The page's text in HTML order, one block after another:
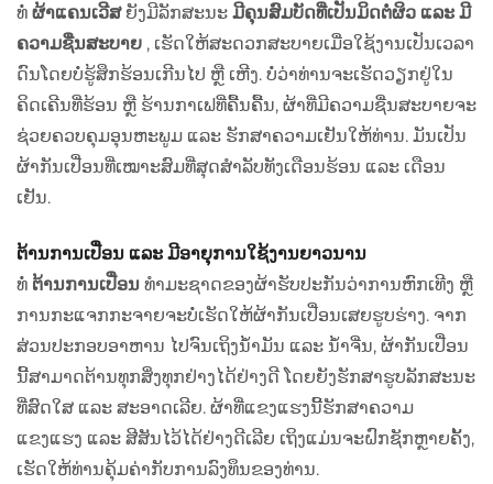
ທໍ່ ຜ້າແຄນເວີສ ຍັງມີລັກສະນະ ມີຄຸນສົມບັດທີ່ເປັນມິດຕໍ່ຜິວ ແລະ ມີ
ຄວາມຊື່ນສະບາຍ , ເຮັດໃຫ້ສະດວກສະບາຍເມື່ອໃຊ້ງານເປັນເວລາ
ດົນໂດຍບໍ່ຮູ້ສຶກຮ້ອນເກີນໄປ ຫຼື ເຫີງ. ບໍ່ວ່າທ່ານຈະເຮັດວຽກຢູ່ໃນ
ຄິດເຄີນທີ່ຮ້ອນ ຫຼື ຮ້ານກາເຟທີ່ຄື້ນຄື້ນ, ຜ້າທີ່ມີຄວາມຊື່ນສະບາຍຈະ
ຊ່ວຍຄວບຄຸມອຸນຫະພູມ ແລະ ຮັກສາຄວາມເຢັນໃຫ້ທ່ານ. ມັນເປັນ
ຜ້າກັນເປື່ອນທີ່ເໝາະສົມທີ່ສຸດສຳລັບທັງເດືອນຮ້ອນ ແລະ ເດືອນ
ເຢັນ.
ຕ້ານການເປື່ອນ ແລະ ມີອາຍຸການໃຊ້ງານຍາວນານ
ທໍ່ ຕ້ານການເປື່ອນ ທຳມະຊາດຂອງຜ້າຮັບປະກັນວ່າການຫົກເທີງ ຫຼື
ການກະແຈກກະຈາຍຈະບໍ່ເຮັດໃຫ້ຜ້າກັນເປື່ອນເສຍຮູບຮ່າງ. ຈາກ
ສ່ວນປະກອບອາຫານ ໄປຈົນເຖິງນ້ຳມັນ ແລະ ນ້ຳຈີ່ນ, ຜ້າກັນເປື່ອນ
ນີ້ສາມາດຕ້ານທຸກສິ່ງທຸກຢ່າງໄດ້ຢ່າງດີ ໂດຍຍັງຮັກສາຮູບລັກສະນະ
ທີ່ສົດໃສ ແລະ ສະອາດເລີຍ. ຜ້າທີ່ແຂງແຮງນີ້ຮັກສາຄວາມ
ແຂງແຮງ ແລະ ສີສັນໄວ້ໄດ້ຢ່າງດີເລີຍ ເຖິງແມ່ນຈະຝົກຊັກຫຼາຍຄັ້ງ,
ເຮັດໃຫ້ທ່ານຄຸ້ມຄ່າກັບການລົງທຶນຂອງທ່ານ.